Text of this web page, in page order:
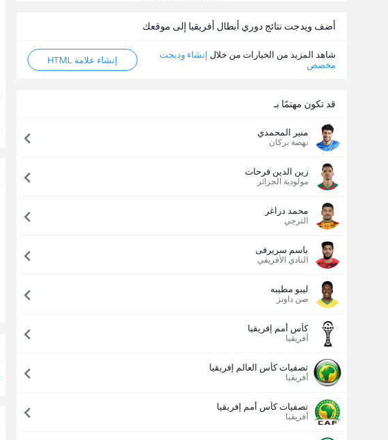
أضف ويدجت نتائج دوري أبطال أفريقيا إلى موقعك
شاهد المزيد من الخيارات من خلال إنشاء وديجت
مخصص
إنشاء علامة HTML
قد تكون مهتمًا بـ
منير المحمدي
نهضة بركان
زين الدين فرحات
مولودية الجزائر
محمد دراغر
الترجي
باسم سريرفى
النادي الأفريقي
ليبو مطيبه
صن داونز
كأس أمم إفريقيا
أفريقيا
تصفيات كأس العالم إفريقيا
أفريقيا
تصفيات كأس أمم إفريقيا
أفريقيا